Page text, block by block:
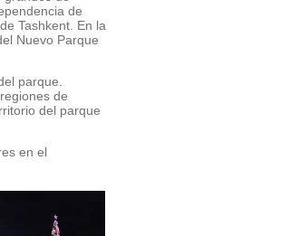
de
Tashkent. En la
Nuevo Parque
parque.
de
del parque
en el